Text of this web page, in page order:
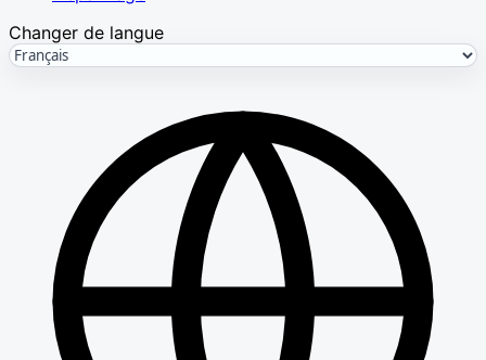
Changer de langue